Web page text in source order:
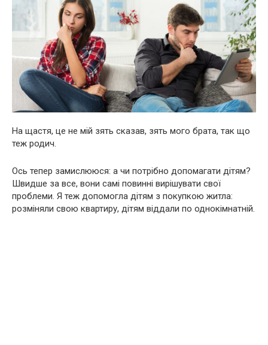
На щастя, це не мій зять сказав, зять мого брата, так що
теж родич.
Ось тепер замислююся: а чи потрібно допомагати дітям?
Швидше за все, вони самі повинні вирішувати свої
проблеми. Я теж допомогла дітям з покупкою житла:
розміняли свою квартиру, дітям віддали по однокімнатній.